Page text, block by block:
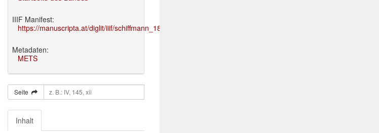
IIIF Manifest:
https://manuscripta.at/diglit/iiif/schiffmann_1895/manifest.json
Metadaten:
METS
Seite
Inhalt